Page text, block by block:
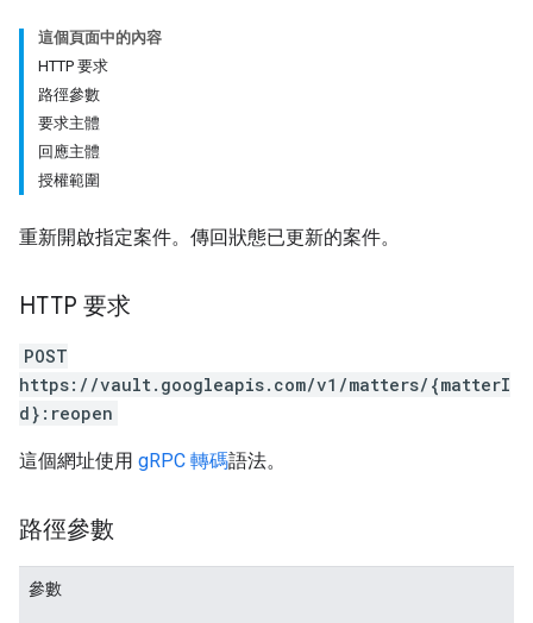
這個頁面中的內容
HTTP 要求
路徑參數
要求主體
回應主體
授權範圍
重新開啟指定案件。傳回狀態已更新的案件。
HTTP 要求
POST
https://vault.googleapis.com/v1/matters/{matterI
d}:reopen
這個網址使用 gRPC 轉碼語法。
路徑參數
參數